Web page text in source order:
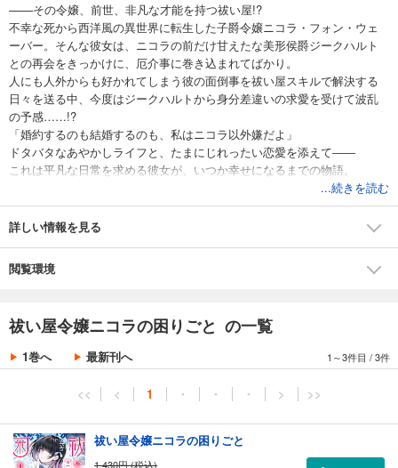
───その令嬢、前世、非凡な才能を持つ祓い屋!?
不幸な死から西洋風の異世界に転生した子爵令嬢ニコラ・フォン・ウェ
ーバー。そんな彼女は、ニコラの前だけ甘えたな美形侯爵ジークハルト
との再会をきっかけに、厄介事に巻き込まれてばかり。
人にも人外からも好かれてしまう彼の面倒事を祓い屋スキルで解決する
日々を送る中、今度はジークハルトから身分差違いの求愛を受けて波乱
の予感……!?
「婚約するのも結婚するのも、私はニコラ以外嫌だよ」
ドタバタなあやかしライフと、たまにじれったい恋愛を添えて――
これは平凡な日常を求める彼女が、いつか幸せになるまでの物語。
...続きを読む
詳しい情報を見る
閲覧環境
祓い屋令嬢ニコラの困りごと の一覧
1巻へ 最新刊へ 1～3件目 /3件
<< < 1 ・ ・ ・ > >>
祓い屋令嬢ニコラの困りごと
1,430円 (税込)